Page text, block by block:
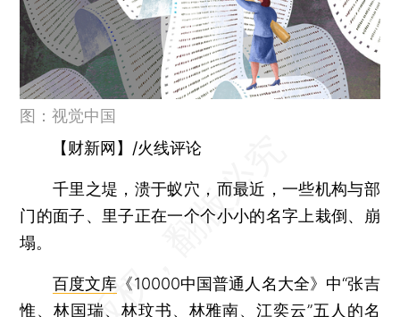
图：视觉中国
【财新网】/火线评论
千里之堤，溃于蚁穴，而最近，一些机构与部
门的面子、里子正在一个个小小的名字上栽倒、崩
塌。
百度文库 《10000中国普通人名大全》中“张吉
惟、林国瑞、林玟书、林雅南、江奕云”五人的名